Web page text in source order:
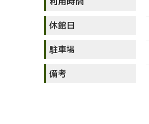
休館日
駐車場
備考